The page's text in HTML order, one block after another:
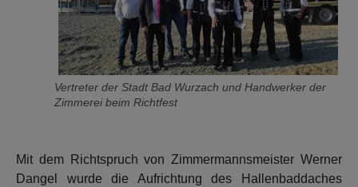
Vertreter der Stadt Bad Wurzach und Handwerker der
Zimmerei beim Richtfest
Mit dem Richtspruch von Zimmermannsmeister Werner
Dangel wurde die Aufrichtung des Hallenbaddaches